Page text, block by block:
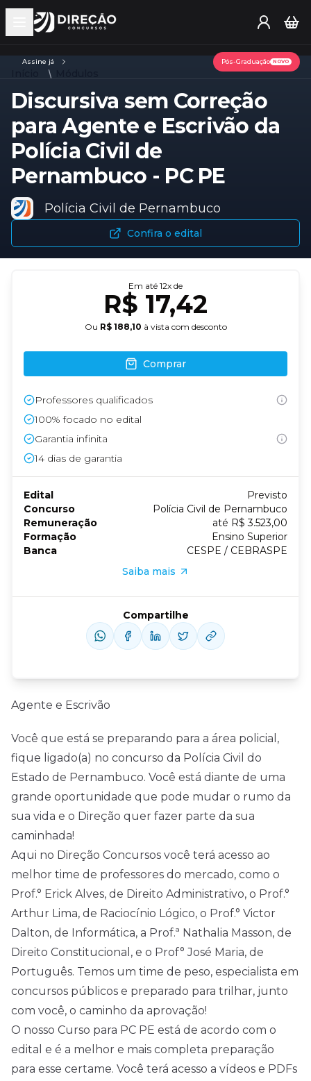
Open main menu
Assine já Pós-Graduação NOVO
Discursiva sem Correção
para Agente e Escrivão da
Polícia Civil de
Pernambuco - PC PE
Polícia Civil de Pernambuco
Confira o edital
Agente e Escrivão
Você que está se preparando para a área policial,
fique ligado(a) no concurso da Polícia Civil do
Estado de Pernambuco. Você está diante de uma
grande oportunidade que pode mudar o rumo da
sua vida e o Direção quer fazer parte da sua
caminhada!
Aqui no Direção Concursos você terá acesso ao
melhor time de professores do mercado, como o
Prof.° Erick Alves, de Direito Administrativo, o Prof.°
Arthur Lima, de Raciocínio Lógico, o Prof.° Victor
Dalton, de Informática, a Prof.ª Nathalia Masson, de
Direito Constitucional, e o Prof° José Maria, de
Português. Temos um time de peso, especialista em
concursos públicos e preparado para trilhar, junto
com você, o caminho da aprovação!
O nosso Curso para PC PE está de acordo com o
edital e é a melhor e mais completa preparação
para esse certame. Você terá acesso a vídeos e PDFs
Em até 12x de
R$ 17,42
Ou R$ 188,10 à vista com desconto
Comprar
Professores qualificados
100% focado no edital
Garantia infinita
14 dias de garantia
Edital
Previsto
Concurso
Polícia Civil de Pernambuco
Remuneração
até R$ 3.523,00
Formação
Ensino Superior
Banca
CESPE / CEBRASPE
Saiba mais
Compartilhe